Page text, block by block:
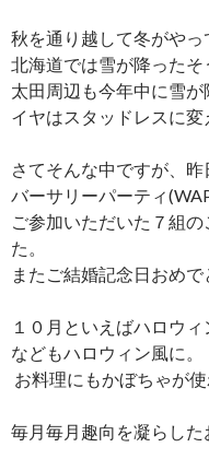
秋を通り越して冬がやっ
北海道では雪が降ったそ
太田周辺も今年中に雪
イヤはスタッドレスに変
さてそんな中ですが、
バーサリーパーティ
ご参加いただいた７組
た。
またご結婚記念日おめで
１０月といえばハロウ
などもハロウィン風に。
お料理にもかぼちゃが
毎月毎月趣向を凝らし